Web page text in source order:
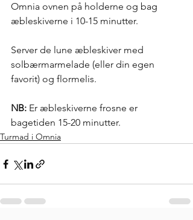
Omnia ovnen på holderne og bag
æbleskiverne i 10-15 minutter.
Server de lune æbleskiver med
solbærmarmelade (eller din egen
favorit) og flormelis.
NB: Er æbleskiverne frosne er
bagetiden 15-20 minutter.
Turmad i Omnia